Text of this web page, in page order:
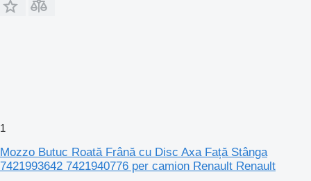
1
Mozzo Butuc Roată Frână cu Disc Axa Față Stânga
7421993642 7421940776 per camion Renault Renault